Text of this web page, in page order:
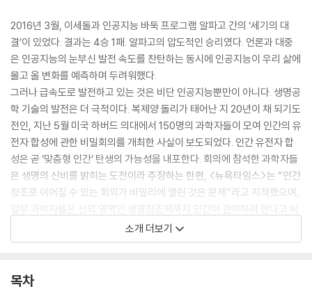
2016년 3월, 이세돌과 인공지능 바둑 프로그램 알파고 간의 ‘세기의 대
결’이 있었다. 결과는 4승 1패. 알파고의 압도적인 승리였다. 언론과 대중
은 인공지능의 눈부신 발전 속도를 찬탄하는 동시에 인공지능이 우리 삶에
몰고 올 변화를 예측하며 두려워했다.
그러나 급속도로 발전하고 있는 것은 비단 인공지능뿐만이 아니다. 생명공
학 기술의 발전은 더 극적이다. 복제양 돌리가 태어난 지 20년이 채 되기도
전인, 지난 5월 미국 하버드 의대에서 150명의 과학자들이 모여 인간의 유
전자 합성에 관한 비밀회의를 개최한 사실이 보도되었다. 인간 유전자 합
성은 곧 ‘맞춤형 인간’ 탄생의 가능성을 내포한다. 회의에 참석한 과학자들
은 생명의 신비를 밝히는 도전이라 주장하는 한편, <뉴욕타임스>는 “인간
창조로 이어질 수 있는 회의가 비밀리에 열린 것은 문제”라고 지적했으며,
일부 과학자들은 신의 영역인 생명창조에까지 인간이 관여하려 한다고 비
이처럼 인간은 생명공학 기술의 힘을 통해 완벽해지려는 항해에 박차를 가
셀러 『정의란 무엇인가』와 『돈으로 살 수 없는 것들』의 저자 마이클 샌델
소개 더보기
목차